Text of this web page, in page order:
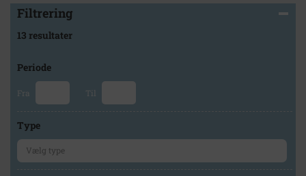
Filtrering
13 resultater
Periode
Fra Til
Type